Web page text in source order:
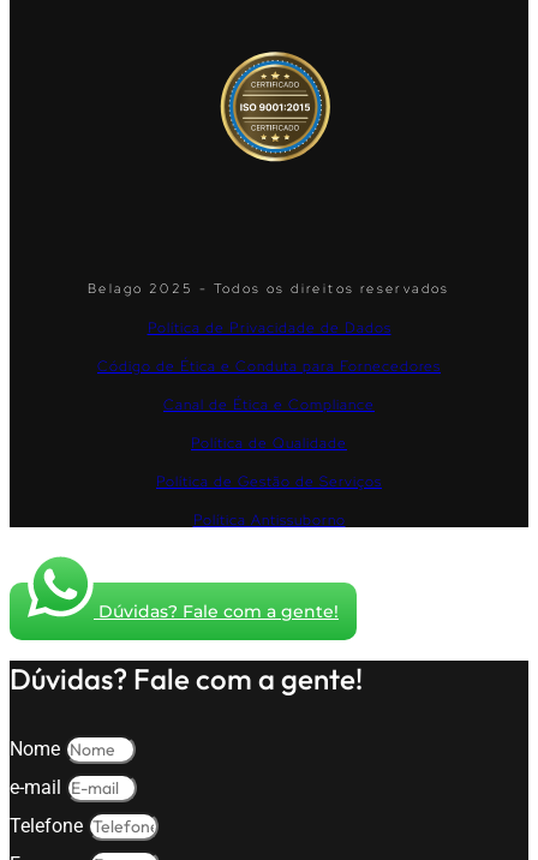
Belago 2025 - Todos os direitos reservados
Política de Privacidade de Dados
Código de Ética e Conduta para Fornecedores
Canal de Ética e Compliance
Política de Qualidade
Política de Gestão de Serviços
Política Antissuborno
Dúvidas? Fale com a gente!
Dúvidas? Fale com a gente!
Nome
e-mail
Telefone